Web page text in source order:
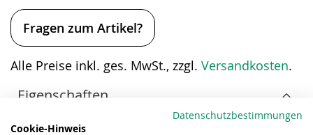
Fragen zum Artikel?
Alle Preise inkl. ges. MwSt., zzgl. Versandkosten.
Eigenschaften
Datenschutzbestimmungen
Cookie-Hinweis